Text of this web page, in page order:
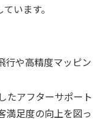
います。
行や高精度マッピン
たアフターサポート
満足度の向上を図っ